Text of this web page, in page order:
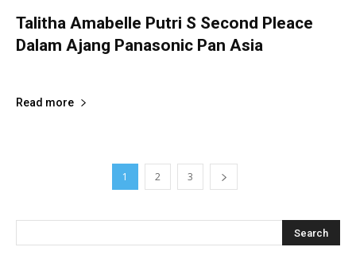
Talitha Amabelle Putri S Second Pleace
Dalam Ajang Panasonic Pan Asia
Tugasku - 17 March 2026
Read more
1 2 3